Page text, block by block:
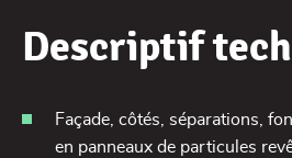
Descriptif
Façade, côtés, séparations,
en panneaux de particules